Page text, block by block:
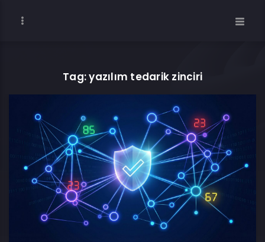
Tag: yazılım tedarik zinciri